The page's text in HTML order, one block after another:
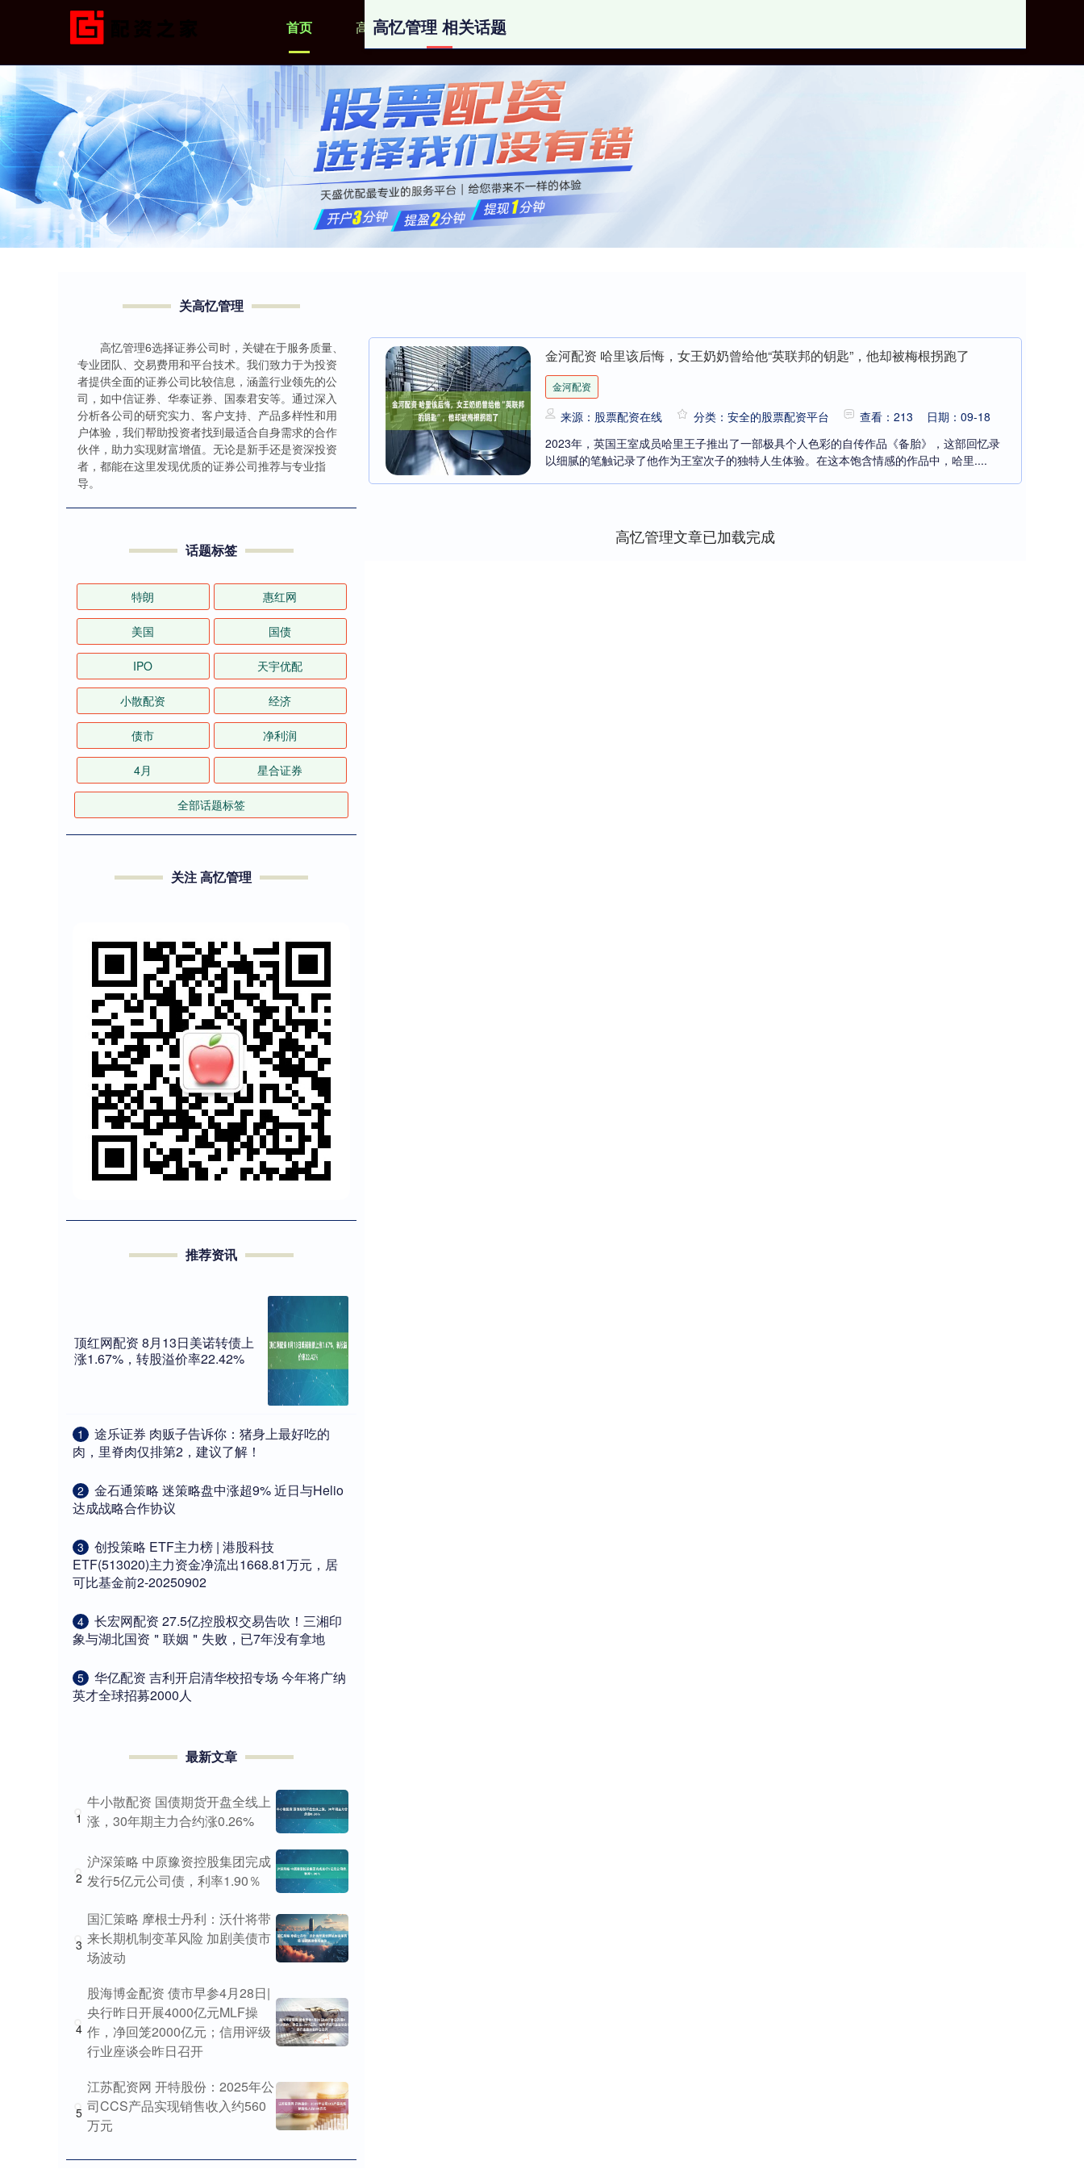
首页 高忆管理 安全的股票配资平台
高忆管理 相关话题
金河配资 哈里该后悔，女王奶奶曾给他“英联邦的钥匙”，他却被梅根拐跑了
金河配资
来源：股票配资在线 分类：安全的股票配资平台 查看：213
日期：09-18
2023年，英国王室成员哈里王子推出了一部极具个人色彩的自传作品《备胎》，这部回忆录
以细腻的笔触记录了他作为王室次子的独特人生体验。在这本饱含情感的作品中，哈里....
高忆管理文章已加载完成
关高忆管理
高忆管理6选择证券公司时，关键在于服务质量、
专业团队、交易费用和平台技术。我们致力于为投资
者提供全面的证券公司比较信息，涵盖行业领先的公
司，如中信证券、华泰证券、国泰君安等。通过深入
分析各公司的研究实力、客户支持、产品多样性和用
户体验，我们帮助投资者找到最适合自身需求的合作
伙伴，助力实现财富增值。无论是新手还是资深投资
者，都能在这里发现优质的证券公司推荐与专业指
导。
话题标签
特朗 惠红网
美国 国债
IPO 天宇优配
小散配资 经济
债市 净利润
4月 星合证券
全部话题标签
关注 高忆管理
推荐资讯
顶红网配资 8月13日美诺转债上
涨1.67%，转股溢价率22.42%
1
​途乐证券 肉贩子告诉你：猪身上最好吃的
肉，里脊肉仅排第2，建议了解！
2
​金石通策略 迷策略盘中涨超9% 近日与Helio
达成战略合作协议
3
​创投策略 ETF主力榜 | 港股科技
ETF(513020)主力资金净流出1668.81万元，居
可比基金前2-20250902
4
​长宏网配资 27.5亿控股权交易告吹！三湘印
象与湖北国资＂联姻＂失败，已7年没有拿地
5
​华亿配资 吉利开启清华校招专场 今年将广纳
英才全球招募2000人
最新文章
1
牛小散配资 国债期货开盘全线上
涨，30年期主力合约涨0.26%
2
沪深策略 中原豫资控股集团完成
发行5亿元公司债，利率1.90％
3
国汇策略 摩根士丹利：沃什将带
来长期机制变革风险 加剧美债市
场波动
4
股海博金配资 债市早参4月28日|
央行昨日开展4000亿元MLF操
作，净回笼2000亿元；信用评级
行业座谈会昨日召开
5
江苏配资网 开特股份：2025年公
司CCS产品实现销售收入约560
万元